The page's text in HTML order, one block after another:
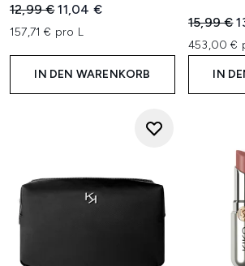
Unverbindliche Preisempfehlung:
12,99 €Aktueller Preis:
11,04 €
157,71 € pro L
IN DEN WARENKORB
15,99 €
453,00 €
IN